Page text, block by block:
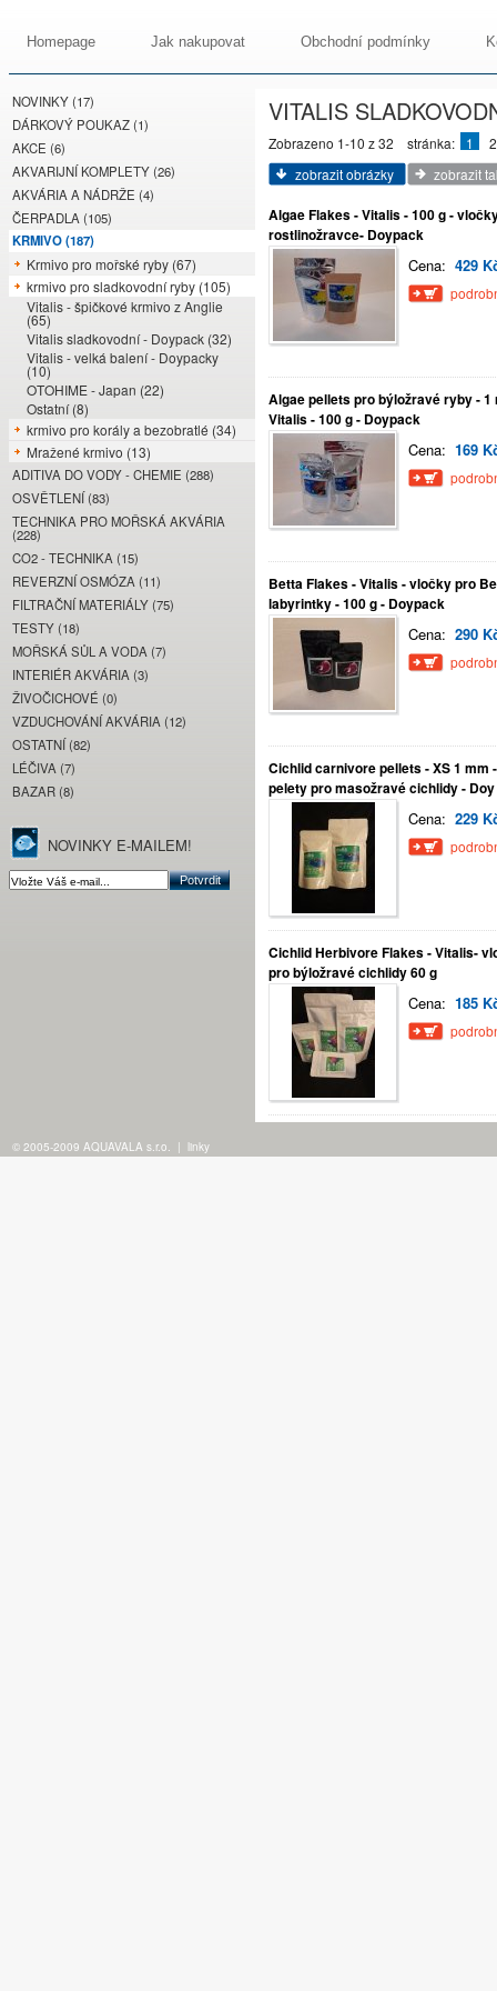
Homepage Jak nakupovat Obchodní podmínky
NOVINKY (17)
DÁRKOVÝ POUKAZ (1)
AKCE (6)
AKVARIJNÍ KOMPLETY (26)
AKVÁRIA A NÁDRŽE (4)
ČERPADLA (105)
KRMIVO (187)
Krmivo pro mořské ryby (67)
krmivo pro sladkovodní ryby (105)
Vitalis - špičkové krmivo z Anglie
(65)
Vitalis sladkovodní - Doypack (32)
Vitalis - velká balení - Doypacky
(10)
OTOHIME - Japan (22)
Ostatní (8)
krmivo pro korály a bezobratlé (34)
Mražené krmivo (13)
ADITIVA DO VODY - CHEMIE (288)
OSVĚTLENÍ (83)
TECHNIKA PRO MOŘSKÁ AKVÁRIA
(228)
CO2 - TECHNIKA (15)
REVERZNÍ OSMÓZA (11)
FILTRAČNÍ MATERIÁLY (75)
TESTY (18)
MOŘSKÁ SŮL A VODA (7)
INTERIÉR AKVÁRIA (3)
ŽIVOČICHOVÉ (0)
VZDUCHOVÁNÍ AKVÁRIA (12)
OSTATNÍ (82)
LÉČIVA (7)
BAZAR (8)
NOVINKY E-MAILEM!
VITALIS
Zobrazeno 1-10 z 32 stránka: 1
2
zobrazit obrázky
zobrazit
Algae Flakes - Vitalis - 100 g -
rostlinožravce- Doypack
Cena: 429
Algae pellets pro býložravé ryby - 1
Vitalis - 100 g - Doypack
Cena: 169
Betta Flakes - Vitalis - vločky pro
labyrintky - 100 g - Doypack
Cena: 290
Cichlid carnivore pellets - XS 1 mm
pelety pro masožravé cichlidy - Doy
Cena: 229
Cichlid Herbivore Flakes - Vitalis-
pro býložravé cichlidy 60 g
Cena: 185
© 2005-2009 AQUAVALA s.r.o. | linky